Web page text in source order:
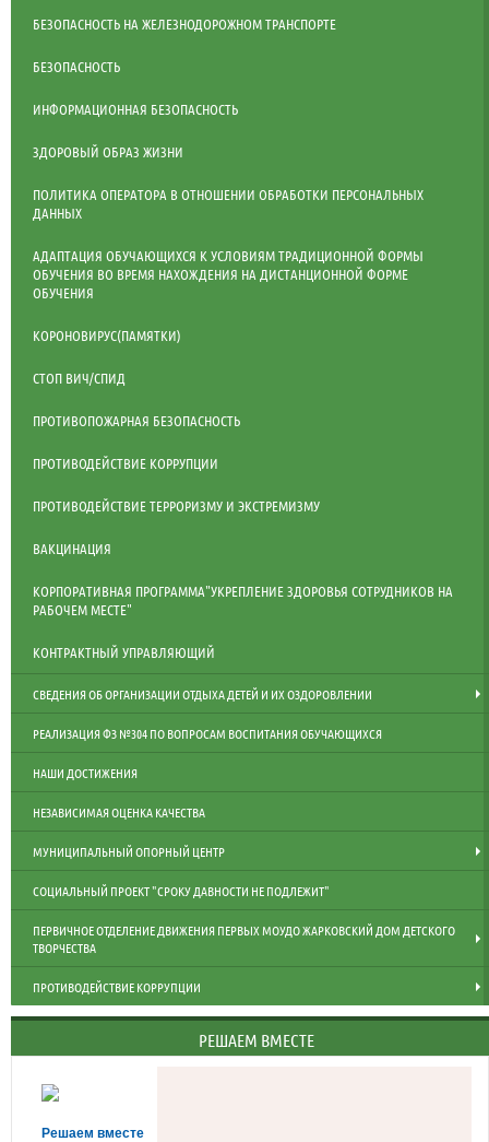
БЕЗОПАСНОСТЬ НА ЖЕЛЕЗНОДОРОЖНОМ ТРАНСПОРТЕ
БЕЗОПАСНОСТЬ
ИНФОРМАЦИОННАЯ БЕЗОПАСНОСТЬ
ЗДОРОВЫЙ ОБРАЗ ЖИЗНИ
ПОЛИТИКА ОПЕРАТОРА В ОТНОШЕНИИ ОБРАБОТКИ ПЕРСОНАЛЬНЫХ
ДАННЫХ
АДАПТАЦИЯ ОБУЧАЮЩИХСЯ К УСЛОВИЯМ ТРАДИЦИОННОЙ ФОРМЫ
ОБУЧЕНИЯ ВО ВРЕМЯ НАХОЖДЕНИЯ НА ДИСТАНЦИОННОЙ ФОРМЕ
ОБУЧЕНИЯ
КОРОНОВИРУС(ПАМЯТКИ)
СТОП ВИЧ/СПИД
ПРОТИВОПОЖАРНАЯ БЕЗОПАСНОСТЬ
ПРОТИВОДЕЙСТВИЕ КОРРУПЦИИ
ПРОТИВОДЕЙСТВИЕ ТЕРРОРИЗМУ И ЭКСТРЕМИЗМУ
ВАКЦИНАЦИЯ
КОРПОРАТИВНАЯ ПРОГРАММА"УКРЕПЛЕНИЕ ЗДОРОВЬЯ СОТРУДНИКОВ НА
РАБОЧЕМ МЕСТЕ"
КОНТРАКТНЫЙ УПРАВЛЯЮЩИЙ
СВЕДЕНИЯ ОБ ОРГАНИЗАЦИИ ОТДЫХА ДЕТЕЙ И ИХ ОЗДОРОВЛЕНИИ
РЕАЛИЗАЦИЯ ФЗ №304 ПО ВОПРОСАМ ВОСПИТАНИЯ ОБУЧАЮЩИХСЯ
НАШИ ДОСТИЖЕНИЯ
НЕЗАВИСИМАЯ ОЦЕНКА КАЧЕСТВА
МУНИЦИПАЛЬНЫЙ ОПОРНЫЙ ЦЕНТР
СОЦИАЛЬНЫЙ ПРОЕКТ "СРОКУ ДАВНОСТИ НЕ ПОДЛЕЖИТ"
ПЕРВИЧНОЕ ОТДЕЛЕНИЕ ДВИЖЕНИЯ ПЕРВЫХ МОУДО ЖАРКОВСКИЙ ДОМ ДЕТСКОГО
ТВОРЧЕСТВА
ПРОТИВОДЕЙСТВИЕ КОРРУПЦИИ
РЕШАЕМ ВМЕСТЕ
Решаем вместе